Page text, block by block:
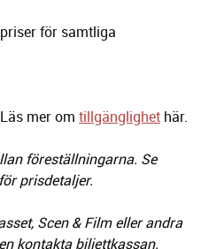
för samtliga
mer om tillgänglighet här.
föreställningarna. Se
prisdetaljer.
Scen & Film eller andra
kontakta biljettkassan.